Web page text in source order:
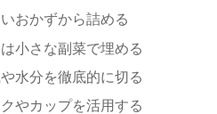
おかずから詰める
小さな副菜で埋める
水分を徹底的に切る
やカップを活用する